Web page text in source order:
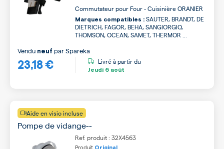
Commutateur pour Four - Cuisinière ORANIER
Marques compatibles : SAUTER, BRANDT, DE
DIETRICH, FAGOR, BEHA, SANGIORGIO,
THOMSON, OCEAN, SAMET, THERMOR ...
23,18 €
Vendu neuf parSpareka
Livré à partir du
Jeudi 6 août
Aide en visio incluse
Pompe de vidange--
Ref. produit : 32X4563
Produit Original